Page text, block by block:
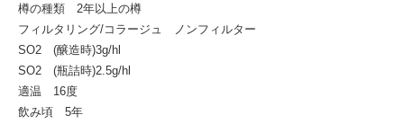
樽の種類 2年以上の樽
フィルタリング/コラージュ ノンフィルター
SO2 (醸造時)3g/hl
SO2 (瓶詰時)2.5g/hl
適温 16度
飲み頃 5年